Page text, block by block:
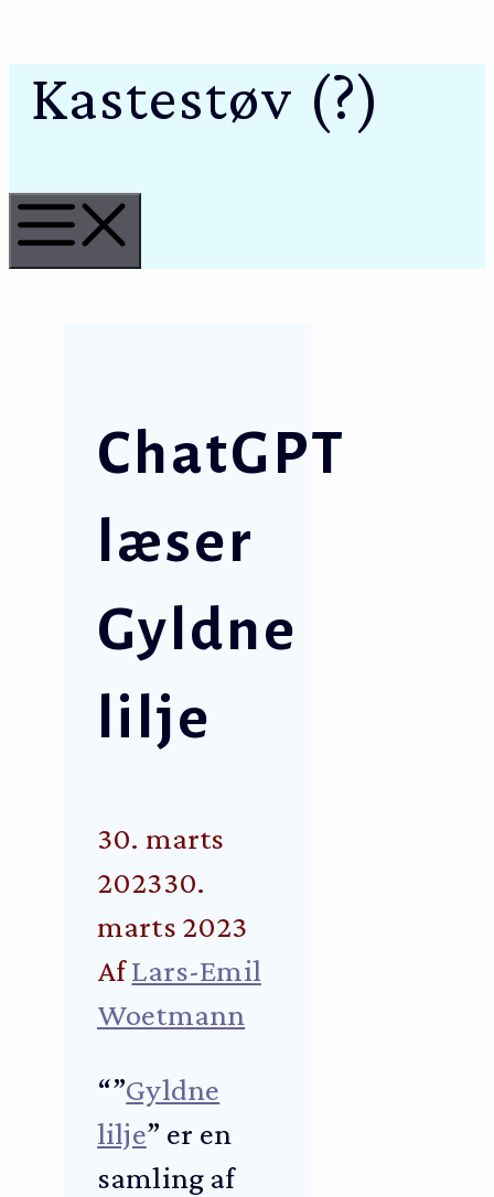
Hop
tilKastestøv (?)
ChatGPT
læser
Gyldne
lilje
30. marts
202330.
marts 2023
AfLars-Emil
Woetmann
“”Gyldne
lilje” er en
samling af